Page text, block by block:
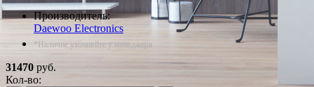
Производитель:
Daewoo Electronics
*Наличие уточняйте у менеджера
31470 руб.
Кол-во: